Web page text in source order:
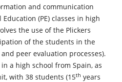
and communication
(PE) classes in high
the use of the Plickers
of the students in the
peer evaluation processes).
a high school from Spain, as
with 38 students (15th years